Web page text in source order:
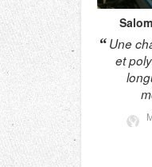
Une
et